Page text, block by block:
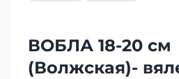
ВОБЛА 18-20 см
(Волжская)-